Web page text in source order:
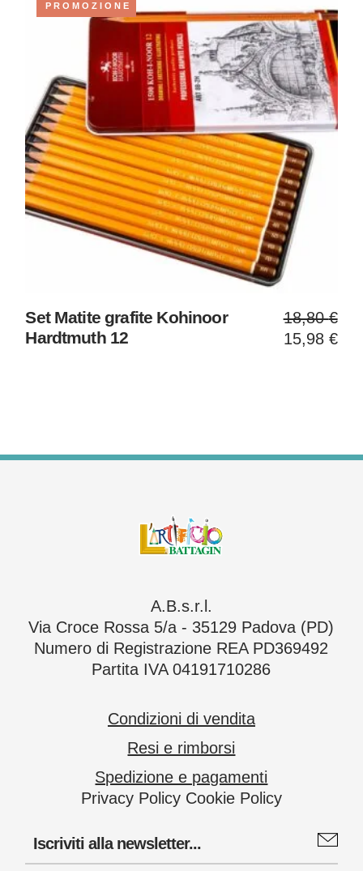
PROMOZIONE
Set Matite grafite Kohinoor
Hardtmuth 12
18,80€
Il
prezzo
15,98 €
Il
prezzo
attuale
A.B.s.r.l.
Via Croce Rossa 5/a - 35129 Padova (PD)
Numero di Registrazione REA PD369492
Partita IVA 04191710286
Condizioni di vendita
Resi e rimborsi
Spedizione e pagamenti
Privacy Policy Cookie Policy